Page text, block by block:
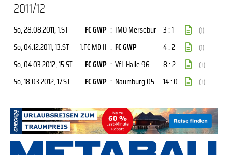
2011/12
So, 28.08.2011, 1.ST FC GWP : IMO Mersebur 3 : 1 (1)
So, 04.12.2011, 13.ST 1.FC MD II : FC GWP 4 : 2 (1)
So, 04.03.2012, 15.ST FC GWP : VfL Halle 96 8 : 2 (3)
So, 18.03.2012, 17.ST FC GWP : Naumburg 05 14 : 0 (3)